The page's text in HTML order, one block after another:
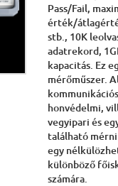
Pass/Fail,
érték/
stb., 10K
adatrekord,
kapacitás. Ez
mérőműszer.
honvédelmi,
vegyipari és
található
egy
különböző
számára.